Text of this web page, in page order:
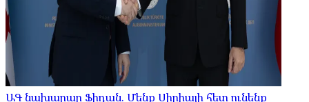
ԱԳ նախարար Ֆիդան. Մենք Սիրիայի հետ ունենք